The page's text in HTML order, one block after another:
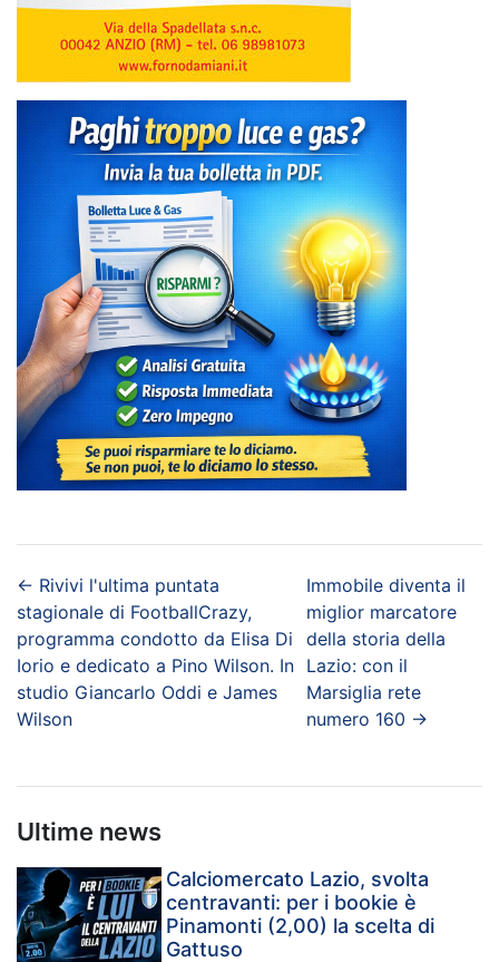
← Rivivi l'ultima puntata
stagionale di FootballCrazy,
programma condotto da Elisa Di
Iorio e dedicato a Pino Wilson. In
studio Giancarlo Oddi e James
Wilson
Immobile diventa il
miglior marcatore
della storia della
Lazio: con il
Marsiglia rete
numero 160 →
Ultime news
Calciomercato Lazio, svolta
centravanti: per i bookie è
Pinamonti (2,00) la scelta di
Gattuso